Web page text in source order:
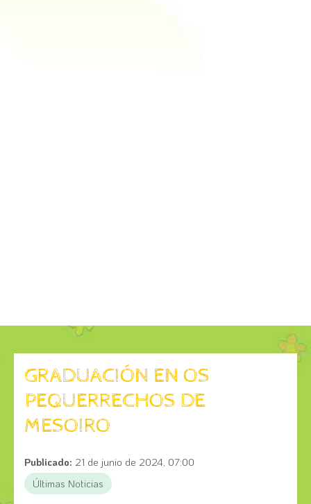
GRADUACIÓN EN OS
PEQUERRECHOS DE
MESOIRO
Publicado: 21 de junio de 2024, 07:00
Últimas Noticias